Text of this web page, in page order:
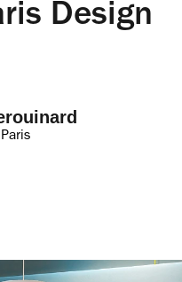
Design